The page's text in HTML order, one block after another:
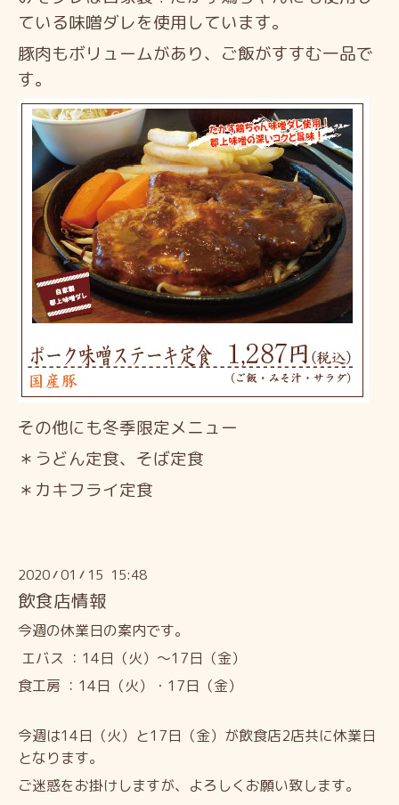
ている味噌ダレを使用しています。
豚肉もボリュームがあり、ご飯がすすむ一品で
す。
その他にも冬季限定メニュー
＊うどん定食、そば定食
＊カキフライ定食
2020/01 / 15 15:48
飲食店情報
今週の休業日の案内です。
エバス ：14日（火）～17日（金）
食工房 ：14日（火）・17日（金）
今週は14日（火）と17日（金）が飲食店2店共に休業日
となります。
ご迷惑をお掛けしますが、よろしくお願い致します。